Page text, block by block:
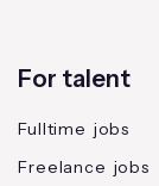
For talent
Fulltime jobs
Freelance jobs